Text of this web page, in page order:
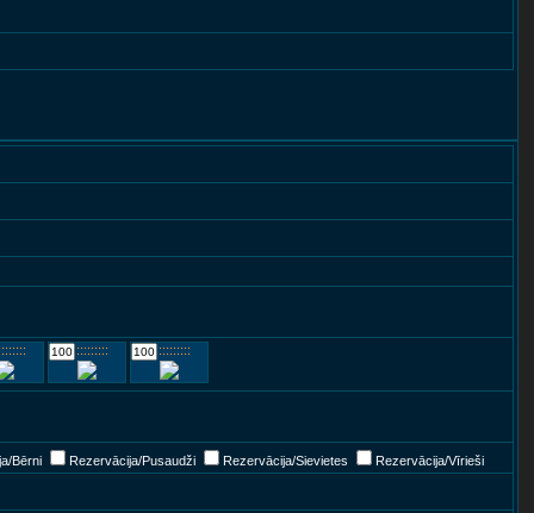
:::::::::::: ::::::::::::
Bērni Rezervācija/Pusaudži Rezervācija/Sievietes Rezervācija/Vīrieši